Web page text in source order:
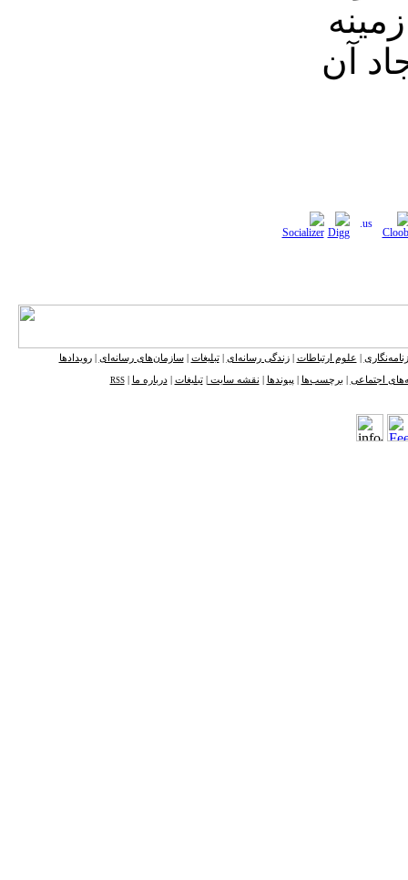
آن
علوم ارتباطات |زندگی رسانه‌ای |تبلیغات سازمان‌های رسانه‌ای |رویدادها
اجتماعی برچسب‌ها پیوندها نقشه ‌سایت تبلیغات |درباره ما |
RSS